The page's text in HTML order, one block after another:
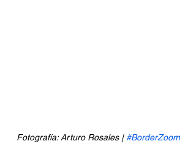
Fotografía: Arturo Rosales | #BorderZoom